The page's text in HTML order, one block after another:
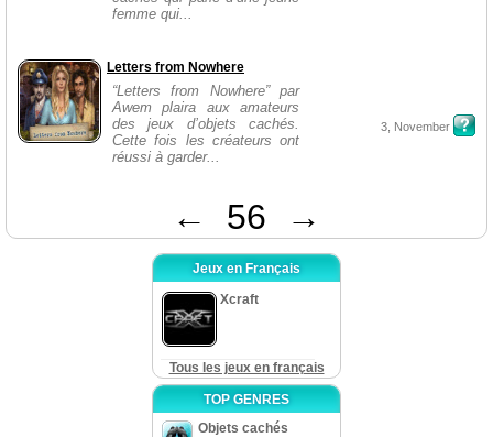
femme qui...
Letters from Nowhere
“Letters from Nowhere” par
Awem plaira aux amateurs
des jeux d’objets cachés.
Cette fois les créateurs ont
réussi à garder...
3, November
← 56 →
Jeux en Français
Xcraft
Tous les jeux en français
TOP GENRES
Objets cachés